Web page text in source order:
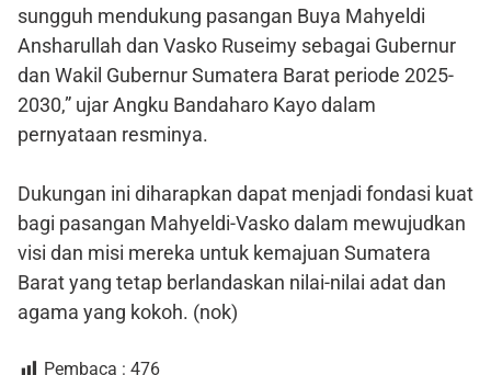
sungguh mendukung pasangan Buya Mahyeldi
Ansharullah dan Vasko Ruseimy sebagai Gubernur
dan Wakil Gubernur Sumatera Barat periode 2025-
2030,” ujar Angku Bandaharo Kayo dalam
pernyataan resminya.
Dukungan ini diharapkan dapat menjadi fondasi kuat
bagi pasangan Mahyeldi-Vasko dalam mewujudkan
visi dan misi mereka untuk kemajuan Sumatera
Barat yang tetap berlandaskan nilai-nilai adat dan
agama yang kokoh. (nok)
Pembaca : 476